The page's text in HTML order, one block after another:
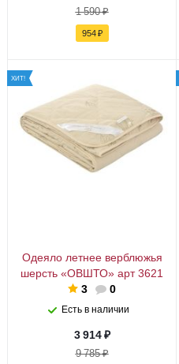
1 590₽
954₽
ХИТ!
Одеяло летнее верблюжья
шерсть «ОВШТО» арт 3621
3
0
Есть в наличии
3 914₽
9 785₽